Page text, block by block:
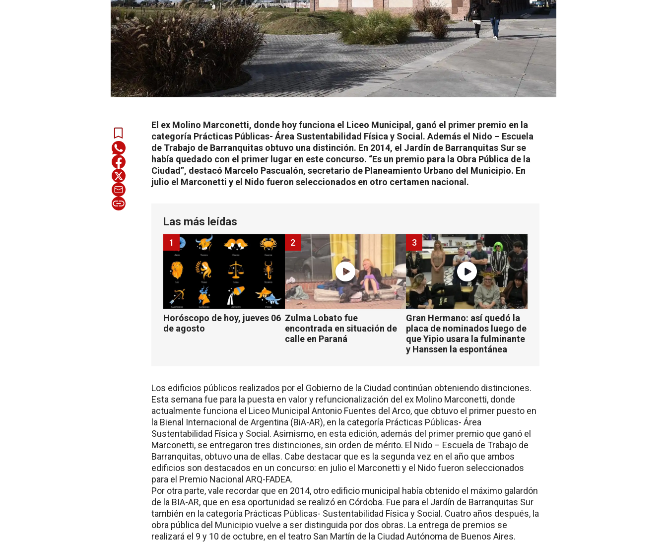
El ex Molino Marconetti, donde hoy funciona el Liceo Municipal, ganó el primer premio en la
categoría Prácticas Públicas- Área Sustentabilidad Física y Social. Además el Nido – Escuela
de Trabajo de Barranquitas obtuvo una distinción. En 2014, el Jardín de Barranquitas Sur se
había quedado con el primer lugar en este concurso. “Es un premio para la Obra Pública de la
Ciudad”, destacó Marcelo Pascualón, secretario de Planeamiento Urbano del Municipio. En
julio el Marconetti y el Nido fueron seleccionados en otro certamen nacional.
Las más leídas
Horóscopo de hoy, jueves 06
de agosto
1
Zulma Lobato fue
encontrada en situación de
calle en Paraná
2
Gran Hermano: así quedó la
placa de nominados luego de
que Yipio usara la fulminante
y Hanssen la espontánea
3
Los edificios públicos realizados por el Gobierno de la Ciudad continúan obteniendo distinciones.
Esta semana fue para la puesta en valor y refuncionalización del ex Molino Marconetti, donde
actualmente funciona el Liceo Municipal Antonio Fuentes del Arco, que obtuvo el primer puesto en
la Bienal Internacional de Argentina (BiA-AR), en la categoría Prácticas Públicas- Área
Sustentabilidad Física y Social. Asimismo, en esta edición, además del primer premio que ganó el
Marconetti, se entregaron tres distinciones, sin orden de mérito. El Nido – Escuela de Trabajo de
Barranquitas, obtuvo una de ellas. Cabe destacar que es la segunda vez en el año que ambos
edificios son destacados en un concurso: en julio el Marconetti y el Nido fueron seleccionados
para el Premio Nacional ARQ-FADEA.
Por otra parte, vale recordar que en 2014, otro edificio municipal había obtenido el máximo galardón
de la BIA-AR, que en esa oportunidad se realizó en Córdoba. Fue para el Jardín de Barranquitas Sur
también en la categoría Prácticas Públicas- Sustentabilidad Física y Social. Cuatro años después, la
obra pública del Municipio vuelve a ser distinguida por dos obras. La entrega de premios se
realizará el 9 y 10 de octubre, en el teatro San Martín de la Ciudad Autónoma de Buenos Aires.